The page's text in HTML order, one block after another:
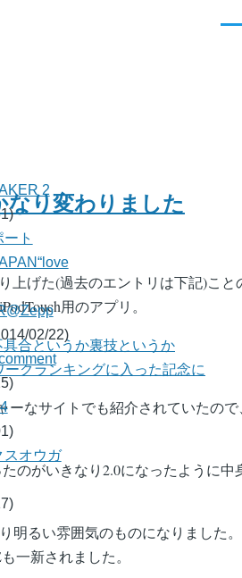
なり変わりました
上げた(過去のエントリは下記)こと
用のアプリ。
具合というか裏技というか
ークランキングに入った記念に
ーなサイトでも紹介されていたの
のがいきなり2.0になったように
明るい雰囲気のものになりました
一新されました。
2
ト
02/22)
スオウガ